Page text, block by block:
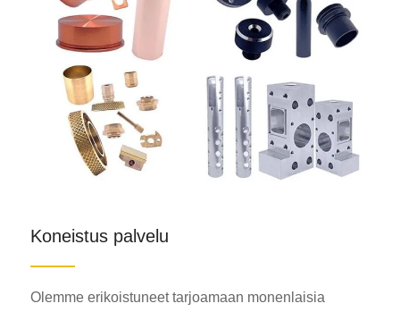
Koneistus palvelu
Olemme erikoistuneet tarjoamaan monenlaisia